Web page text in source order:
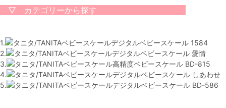
▽ カテゴリーから探す
1.
タニタ/TANITAベビースケールデジタルベビースケール 1584
2.
タニタ/TANITAベビースケールデジタルベビースケール 愛情
3.
タニタ/TANITAベビースケール高精度ベビースケール BD-815
4.
タニタ/TANITAベビースケールデジタルベビースケール しあわせ
5.
タニタ/TANITAベビースケールデジタルベビースケール BD-586